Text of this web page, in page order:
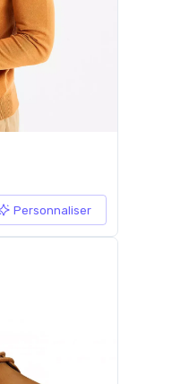
Personnaliser